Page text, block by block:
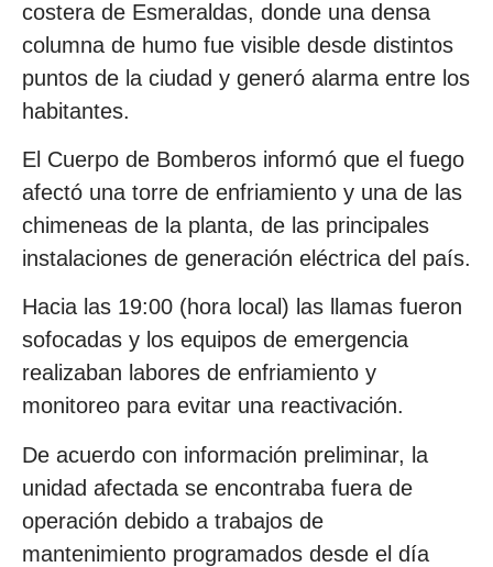
costera de Esmeraldas, donde una densa
columna de humo fue visible desde distintos
puntos de la ciudad y generó alarma entre los
habitantes.
El Cuerpo de Bomberos informó que el fuego
afectó una torre de enfriamiento y una de las
chimeneas de la planta, de las principales
instalaciones de generación eléctrica del país.
Hacia las 19:00 (hora local) las llamas fueron
sofocadas y los equipos de emergencia
realizaban labores de enfriamiento y
monitoreo para evitar una reactivación.
De acuerdo con información preliminar, la
unidad afectada se encontraba fuera de
operación debido a trabajos de
mantenimiento programados desde el día